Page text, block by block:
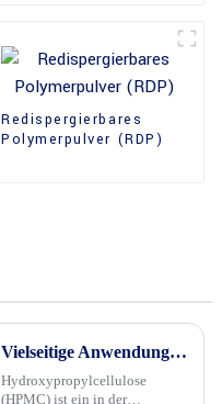
Redispergierbares
Polymerpulver (RDP)
Vielseitige Anwendungen von Hydroxypropylcellulose (HPMC) in der Feststoffaufbereitung
Hydroxypropylcellulose
(HPMC) ist ein in der